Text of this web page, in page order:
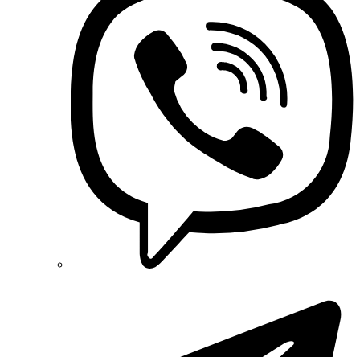
Onka (Туреччина)
OZKA (Україна)
Phoenix Contact (Німеччина)
Plank Electrotechnic (Україна)
Pro'sKit (Тайвань)
PYLONTECH (Китай)
Radpol (Польща)
Raut (Україна)
Reliance (Україна)
REM POWER (Словенія)
Schneider-Electric (Франція)
Smart-MAIC